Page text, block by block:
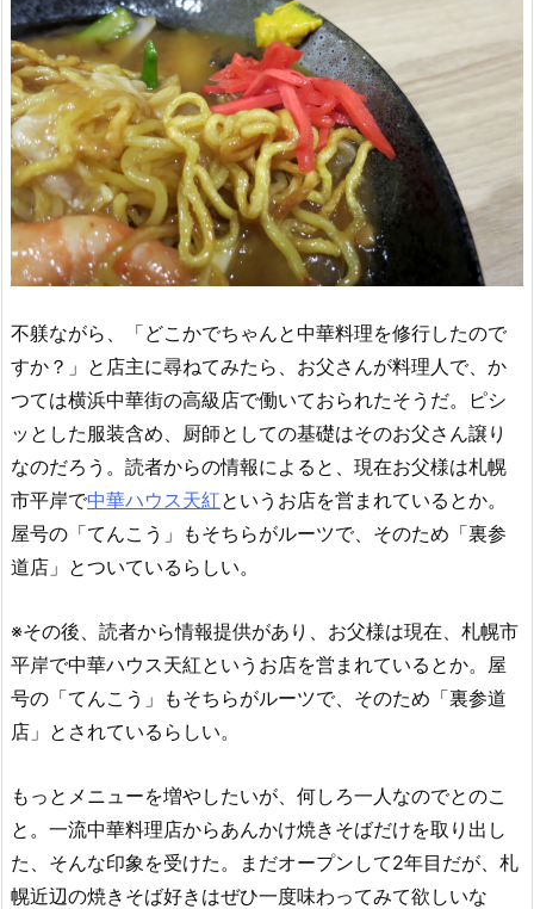
不躾ながら、「どこかでちゃんと中華料理を修行したので
すか？」と店主に尋ねてみたら、お父さんが料理人で、か
つては横浜中華街の高級店で働いておられたそうだ。ピシ
ッとした服装含め、厨師としての基礎はそのお父さん譲り
なのだろう。読者からの情報によると、現在お父様は札幌
市平岸で中華ハウス天紅というお店を営まれているとか。
屋号の「てんこう」もそちらがルーツで、そのため「裏参
道店」とついているらしい。
※その後、読者から情報提供があり、お父様は現在、札幌市
平岸で中華ハウス天紅というお店を営まれているとか。屋
号の「てんこう」もそちらがルーツで、そのため「裏参道
店」とされているらしい。
もっとメニューを増やしたいが、何しろ一人なのでとのこ
と。一流中華料理店からあんかけ焼きそばだけを取り出し
た、そんな印象を受けた。まだオープンして2年目だが、札
幌近辺の焼きそば好きはぜひ一度味わってみて欲しいな